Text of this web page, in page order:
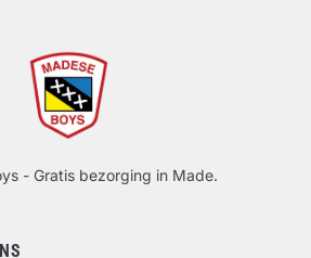
- Gratis bezorging in Made.